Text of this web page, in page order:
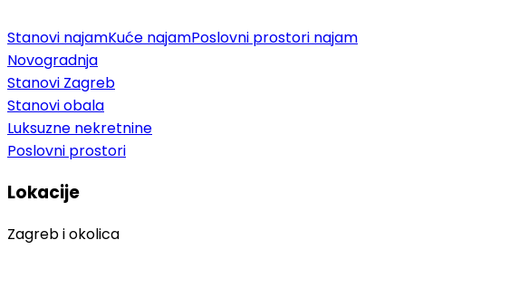
Stanovi najamKuće najamPoslovni prostori najam
Novogradnja
Stanovi Zagreb
Stanovi obala
Luksuzne nekretnine
Poslovni prostori
Lokacije
Zagreb i okolica